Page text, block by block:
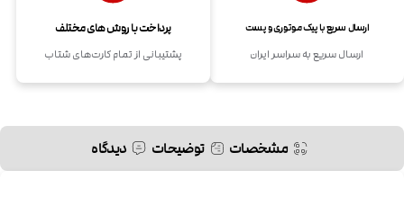
ارسال سریع با پیک موتوری و پست
ارسال سریع به سراسر ایران
پرداخت با روش های مختلف
پشتیبانی از تمام کارت‌های شتاب
مشخصات توضیحات دیدگاه